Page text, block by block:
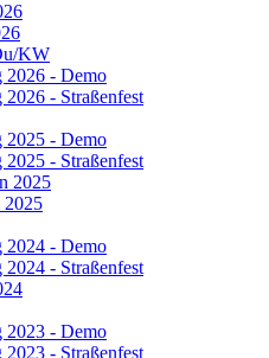
KW
2026 - Demo
- Straßenfest
2025 - Demo
- Straßenfest
2025
2024 - Demo
- Straßenfest
2023 - Demo
- Straßenfest